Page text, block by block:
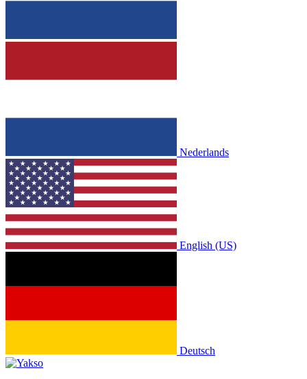
Nederlands
English (US)
Deutsch